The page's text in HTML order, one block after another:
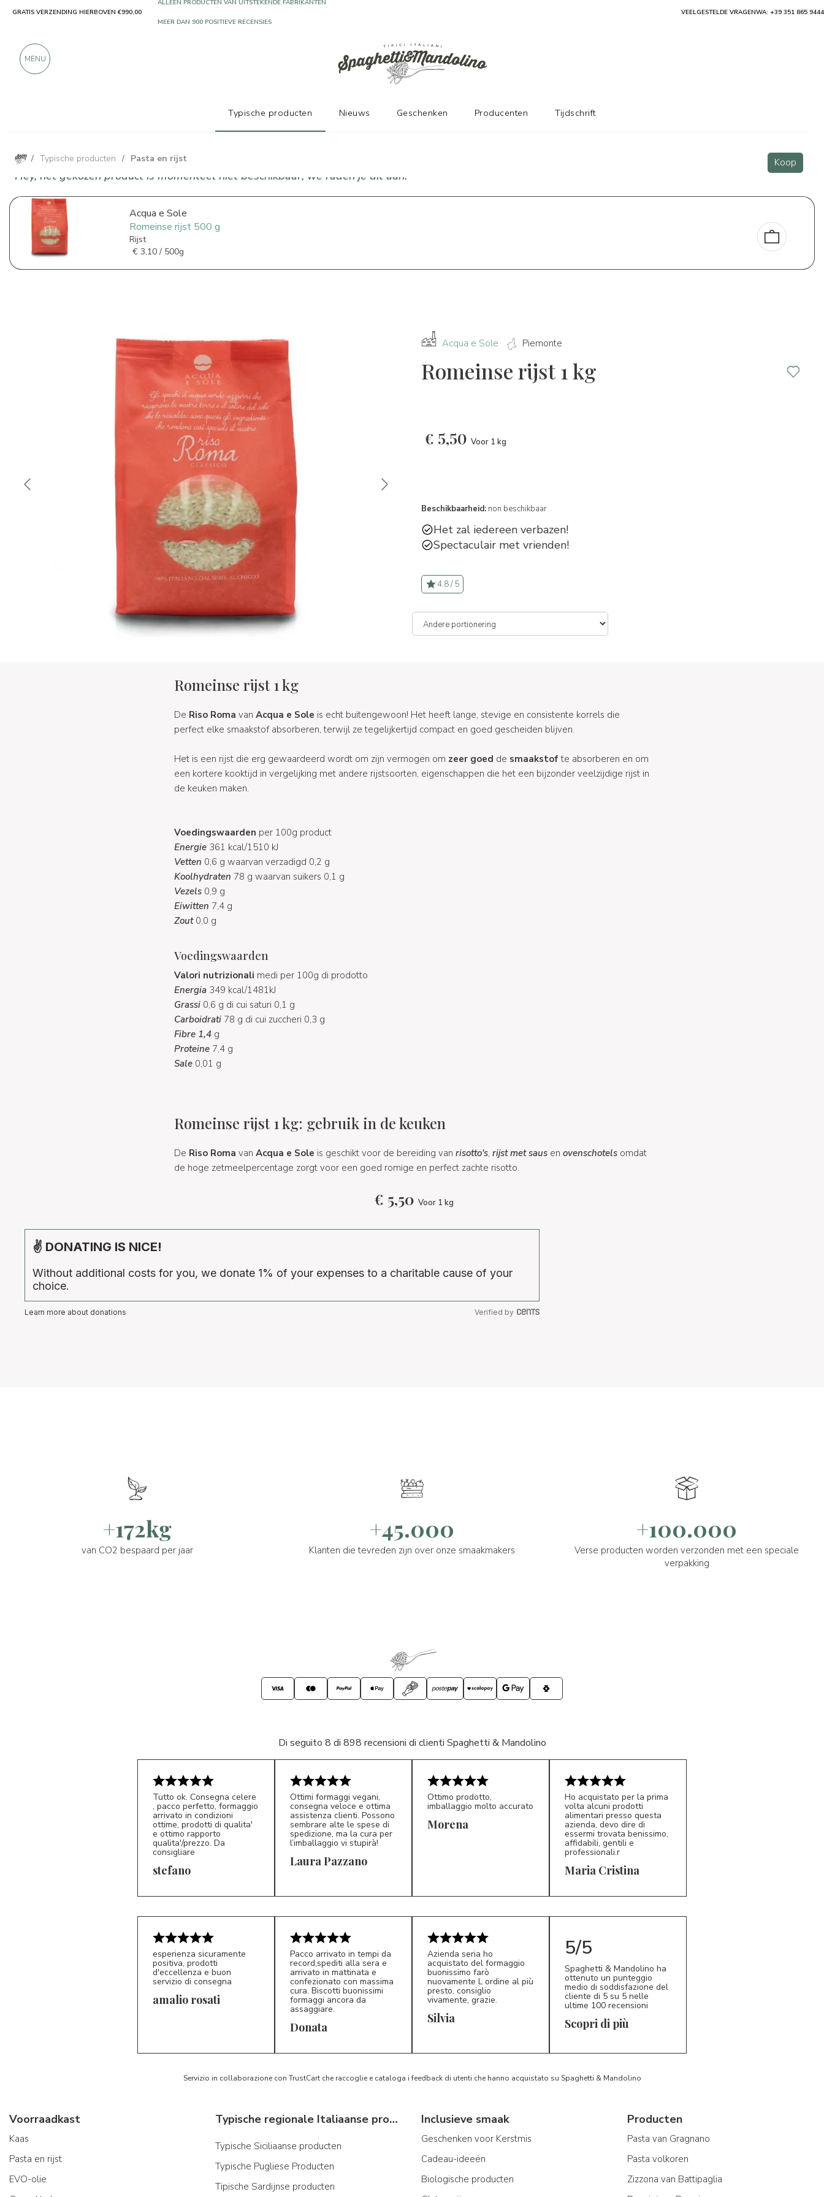
/ Typische producten / Pasta en rijst Koop
Hey, het gekozen product is momenteel niet beschikbaar, we raden je dit aan!
Acqua e Sole
Romeinse rijst 500 g
Rijst
€ 3,10 / 500g
Acqua e Sole Piemonte
Romeinse rijst 1 kg
€ 5,50 Voor 1 kg
Beschikbaarheid: non beschikbaar
Het zal iedereen verbazen!
Spectaculair met vrienden!
4.8 / 5
Romeinse rijst 1 kg
De Riso Roma van Acqua e Sole is echt buitengewoon! Het heeft lange, stevige en consistente korrels die
perfect elke smaakstof absorberen, terwijl ze tegelijkertijd compact en goed gescheiden blijven.
Het is een rijst die erg gewaardeerd wordt om zijn vermogen om zeer goed de smaakstofte absorberen en om
een kortere kooktijd in vergelijking met andere rijstsoorten, eigenschappen die het een bijzonder veelzijdige rijst in
de keuken maken.
Voedingswaarden per 100g product
Energie 361 kcal/1510 kJ
Vetten 0,6 g waarvan verzadigd 0,2 g
Koolhydraten 78 g waarvan suikers 0,1 g
Vezels 0,9 g
Eiwitten 7,4 g
Zout 0,0 g
Voedingswaarden
Valori nutrizionali medi per 100g di prodotto
Energia 349 kcal/1481kJ
Grassi 0,6 g di cui saturi 0,1 g
Carboidrati 78 g di cui zuccheri 0,3 g
Fibre 1,4g
Proteine 7,4 g
Sale 0,01 g
Romeinse rijst 1 kg: gebruik in de keuken
De Riso Roma van Acqua e Sole is geschikt voor de bereiding van risotto's, rijst met sausen ovenschotelsomdat
de hoge zetmeelpercentage zorgt voor een goed romige en perfect zachte risotto.
€ 5,50 Voor 1 kg
✌ DONATING IS NICE!
Without additional costs for you, we donate 1% of your expenses to a charitable cause of your
choice.
Learn more about donations Verified by
+172kg
van CO2 bespaard per jaar
+45.000
Klanten die tevreden zijn over onze smaakmakers
+100.000
Verse producten worden verzonden met een speciale
verpakking
Di seguito 8 di 898 recensioni di clienti Spaghetti & Mandolino
S*
Tutto ok. Consegna celere
, pacco perfetto, formaggio
arrivato in condizioni
ottime, prodotti di qualita'
e ottimo rapporto
qualita'/prezzo. Da
consigliare
stefano LP 5/5
Ottimi formaggi vegani,
consegna veloce e ottima
assistenza clienti. Possono
sembrare alte le spese di
spedizione, ma la cura per
l’imballaggio vi stupirà!
Laura Pazzano
Ottimo prodotto,
imballaggio molto accurato
Morena
MC 5/5
Ho acquistato per la prima
volta alcuni prodotti
alimentari presso questa
azienda, devo dire di
essermi trovata benissimo,
affidabili, gentili e
professionali.r
Maria Cristina
esperienza sicuramente
positiva, prodotti
d'eccellenza e buon
servizio di consegna
amalio rosati
D*
Pacco arrivato in tempi da
record,spediti alla sera e
arrivato in mattinata e
confezionato con massima
cura. Biscotti buonissimi
formaggi ancora da
assaggiare.
Donata S*
Azienda seria ho
acquistato del formaggio
buonissimo farò
nuovamente L ordine al più
presto, consiglio
vivamente, grazie.
Silvia
5/5
Spaghetti & Mandolino ha
ottenuto un punteggio
medio di soddisfazione del
cliente di 5 su 5 nelle
ultime 100 recensioni
Scopri di più
Servizio in collaborazione con TrustCart che raccoglie e cataloga i feedback di utenti che hanno acquistato su Spaghetti & Mandolino
Voorraadkast
Kaas
Pasta en rijst
EVO-olie
Typische regionale Italiaanse producten
Typische Siciliaanse producten
Typische Pugliese Producten
Tipische Sardijnse producten
Inclusieve smaak
Geschenken voor Kerstmis
Cadeau-ideeën
Biologische producten
Producten
Pasta van Gragnano
Pasta volkoren
Zizzona van Battipaglia
GRATIS VERZENDING HIERBOVEN €990,00 VEELGESTELDE VRAGENWA: +39 351 865 9444
MENU
Typische producten Nieuws Geschenken Producenten Tijdschrift